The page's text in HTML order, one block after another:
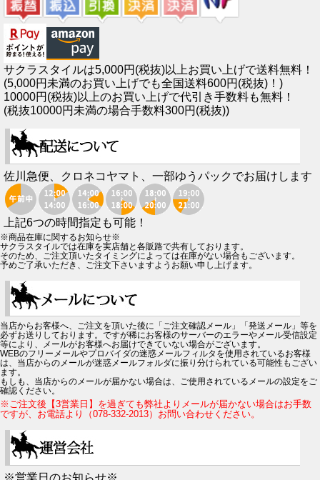
サクラスタイルは5,000円(税抜)以上お買い上げで送料無料！
(5,000円未満のお買い上げでも全国送料600円(税抜)！)
10000円(税抜)以上のお買い上げで代引き手数料も無料！
(税抜10000円未満の場合手数料300円(税抜))
佐川急便、クロネコヤマト、一部ゆうパックでお届けします
上記6つの時間指定も可能！
※商品在庫に関するお知らせ※
サクラスタイルでは在庫を実店舗と各販路で共有しております。
そのため、ご注文頂いたタイミングによっては在庫がない場合もございます。
予めご了承いただき、ご注文下さいますようお願い申し上げます。
当店からお客様へ、ご注文を頂いた後に「ご注文確認メール」「発送メール」等を
必ずお送りしております。ですが稀にお客様のサーバーのエラーやメール受信設定
等により、メールがお客様へお届けできていない場合がございます。
WEBのフリーメールやプロバイダの迷惑メールフィルタを使用されているお客様
は、当店からのメールが迷惑メールフォルダに振り分けられている可能性もござい
ます。
もしも、当店からのメールが届かない場合は、ご使用されているメールの設定をご
確認ください。
※ご注文後【3営業日】を過ぎても弊社よりメールが届かない場合はお手数
ですが、お電話より（078-332-2013）お問い合わせください。